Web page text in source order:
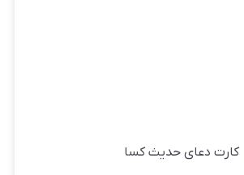
کارت دعای حدیث کسا